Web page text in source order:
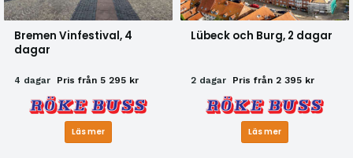
Bremen Vinfestival, 4
dagar
4 dagar Pris från 5 295 kr
Läs mer
Lübeck och Burg, 2 dagar
2 dagar Pris från 2 395 kr
Läs mer